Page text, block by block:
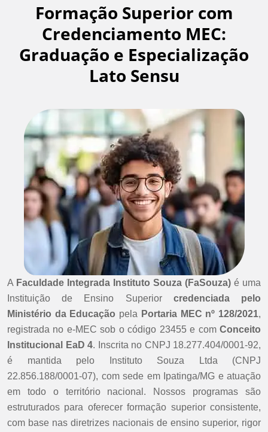
Formação Superior com
Credenciamento MEC:
Graduação e Especialização
Lato Sensu
A Faculdade Integrada Instituto Souza (FaSouza) é uma
Instituição de Ensino Superior credenciada pelo
Ministério da Educação pela Portaria MEC nº 128/2021,
registrada no e-MEC sob o código 23455 e com Conceito
Institucional EaD 4. Inscrita no CNPJ 18.277.404/0001-92,
é mantida pelo Instituto Souza Ltda (CNPJ
22.856.188/0001-07), com sede em Ipatinga/MG e atuação
em todo o território nacional. Nossos programas são
estruturados para oferecer formação superior consistente,
com base nas diretrizes nacionais de ensino superior, rigor